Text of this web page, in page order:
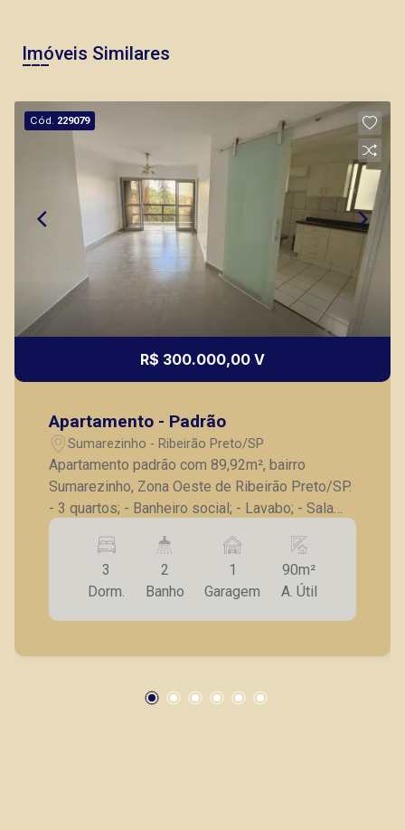
Imóveis Similares
Cód. 229079
R$ 300.000,00 V
Apartamento - Padrão
Sumarezinho - Ribeirão Preto/SP
Apartamento padrão com 89,92m², bairro
Sumarezinho, Zona Oeste de Ribeirão Preto/SP.
- 3 quartos; - Banheiro social; - Lavabo; - Sala
para 2 ambientes; - Sacada; - Cozinha com
armários; - Área de serviço; - 1 vaga de
garagem. A Piramid tem como objetivo atender
seus clientes com agilidade e segurança, em
locação, vendas de imóveis prontos, usados ou
de Ribeirão Preto.
3
Dorm.
2
Banho
1
Garagem
90m²
A. Útil